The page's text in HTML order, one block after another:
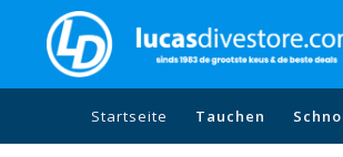
Startseite Tauchen